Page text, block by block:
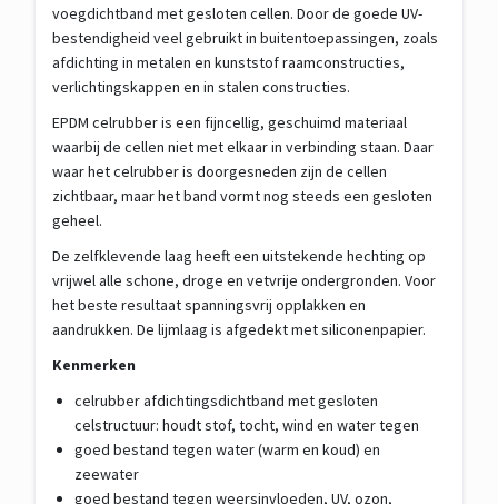
voegdichtband met gesloten cellen. Door de goede UV-
bestendigheid veel gebruikt in buitentoepassingen, zoals
afdichting in metalen en kunststof raamconstructies,
verlichtingskappen en in stalen constructies.
EPDM celrubber is een fijncellig, geschuimd materiaal
waarbij de cellen niet met elkaar in verbinding staan. Daar
waar het celrubber is doorgesneden zijn de cellen
zichtbaar, maar het band vormt nog steeds een gesloten
geheel.
De zelfklevende laag heeft een uitstekende hechting op
vrijwel alle schone, droge en vetvrije ondergronden. Voor
het beste resultaat spanningsvrij opplakken en
aandrukken. De lijmlaag is afgedekt met siliconenpapier.
Kenmerken
celrubber afdichtingsdichtband met gesloten
celstructuur: houdt stof, tocht, wind en water tegen
goed bestand tegen water (warm en koud) en
zeewater
goed bestand tegen weersinvloeden, UV, ozon,